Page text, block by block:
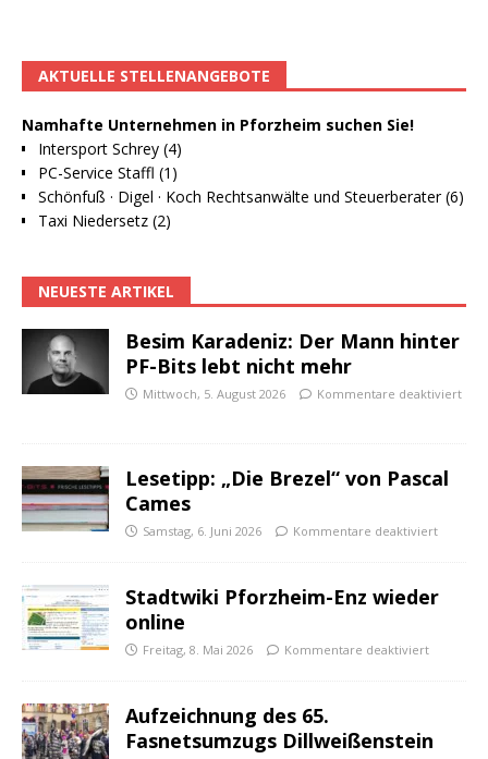
AKTUELLE STELLENANGEBOTE
Namhafte Unternehmen in Pforzheim suchen Sie!
Intersport Schrey (4)
PC-Service Staffl (1)
Schönfuß · Digel · Koch Rechtsanwälte und Steuerberater (6)
Taxi Niedersetz (2)
NEUESTE ARTIKEL
Besim Karadeniz: Der Mann hinter
PF-Bits lebt nicht mehr
Mittwoch, 5. August 2026 Kommentare deaktiviert
Lesetipp: „Die Brezel“ von Pascal
Cames
Samstag, 6. Juni 2026 Kommentare deaktiviert
Stadtwiki Pforzheim-Enz wieder
online
Freitag, 8. Mai 2026 Kommentare deaktiviert
Aufzeichnung des 65.
Fasnetsumzugs Dillweißenstein